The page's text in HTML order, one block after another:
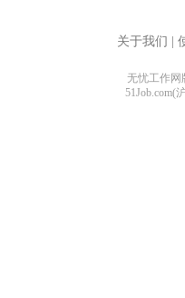
关于我们
无忧工作网
51Job.com(